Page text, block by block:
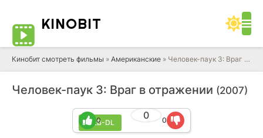
KINOBIT
Кинобит смотреть фильмы » Американские » Человек-паук 3: Враг в отражении
Человек-паук 3: Враг в отражении (2007)
WEB-DL
0
0 0